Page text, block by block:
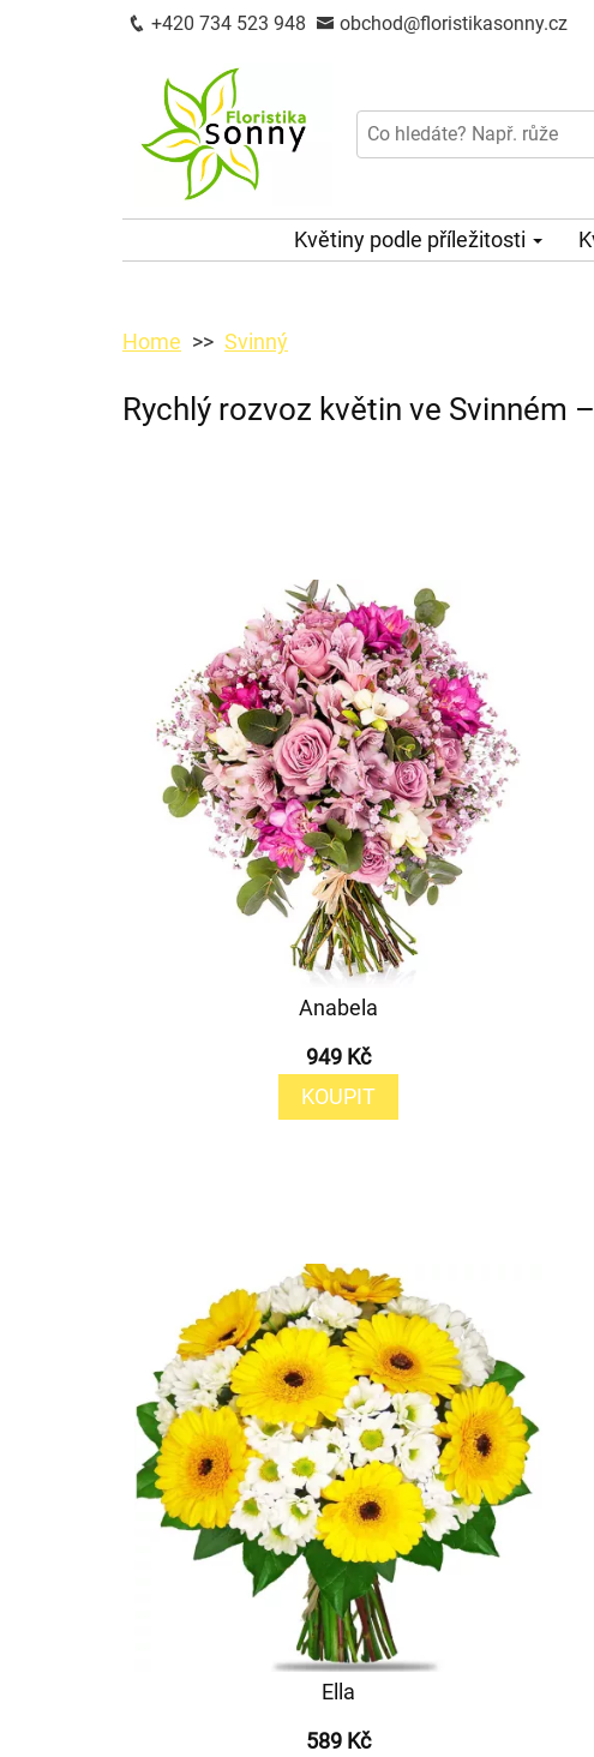
+420 734 523 948 obchod@floristikasonny.cz
Květiny podle příležitosti
Home Svinný
Rychlý rozvoz květin ve Svinném
Anabela
949 Kč
KOUPIT
Ella
589 Kč